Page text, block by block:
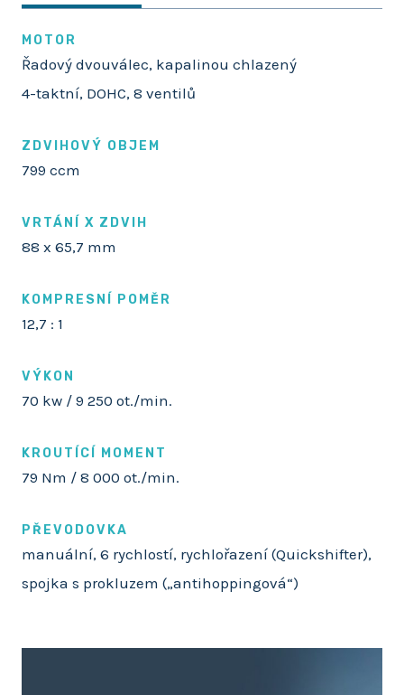
MOTOR
Řadový dvouválec, kapalinou chlazený
4-taktní, DOHC, 8 ventilů
ZDVIHOVÝ OBJEM
799 ccm
VRTÁNÍ X ZDVIH
88 x 65,7 mm
KOMPRESNÍ POMĚR
12,7 : 1
VÝKON
70 kw / 9 250 ot./min.
KROUTÍCÍ MOMENT
79 Nm / 8 000 ot./min.
PŘEVODOVKA
manuální, 6 rychlostí, rychlořazení (Quickshifter),
spojka s prokluzem („antihoppingová“)